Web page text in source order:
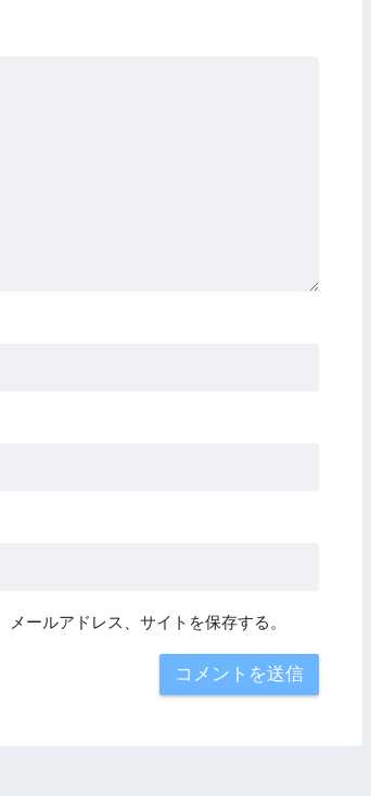
ールアドレス、サイトを保存する。